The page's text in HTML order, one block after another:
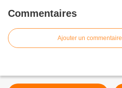
Commentaires
Ajouter un commentaire